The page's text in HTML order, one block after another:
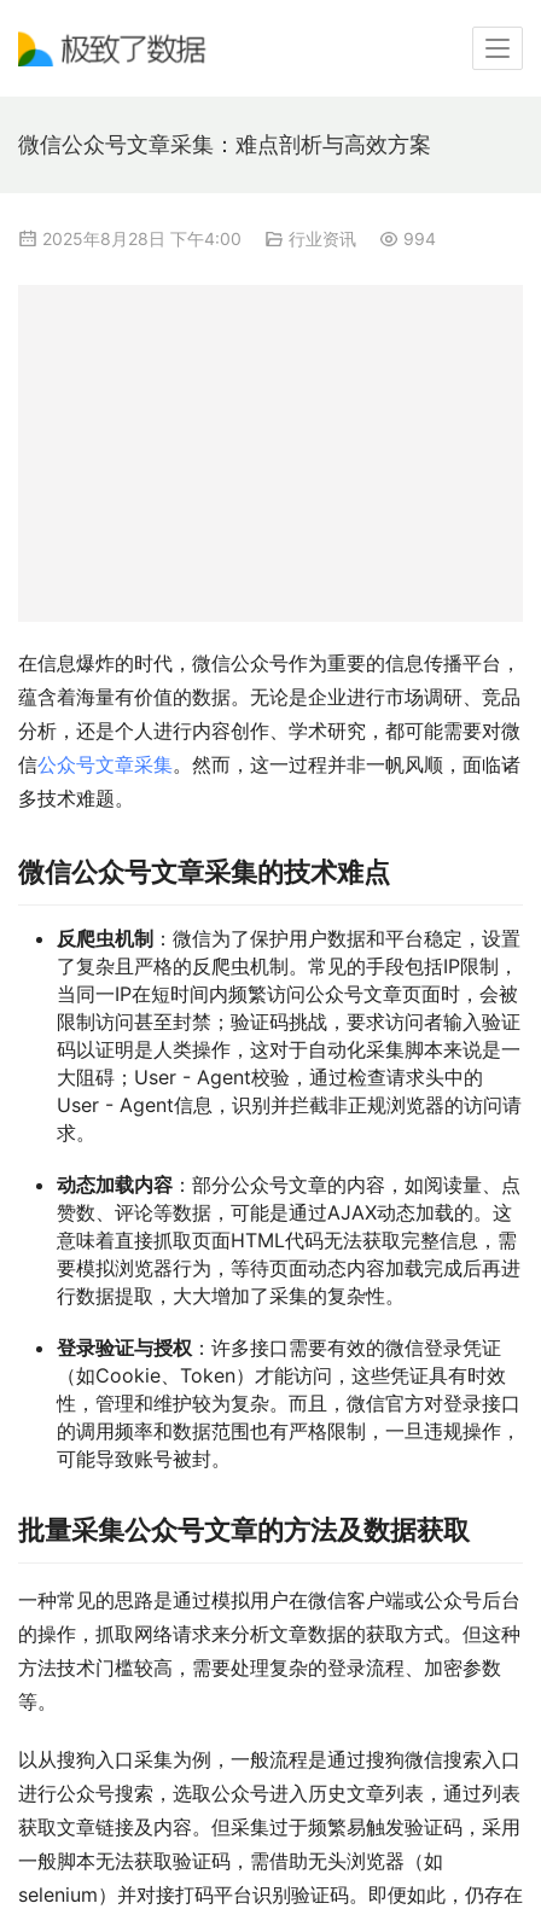
微信公众号文章采集：难点剖析与高效方案
2025年8月28日 下午4:00 行业资讯 994
在信息爆炸的时代，微信公众号作为重要的信息传播平台，
蕴含着海量有价值的数据。无论是企业进行市场调研、竞品
分析，还是个人进行内容创作、学术研究，都可能需要对微
信公众号文章采集。然而，这一过程并非一帆风顺，面临诸
多技术难题。
微信公众号文章采集的技术难点
反爬虫机制 ：微信为了保护用户数据和平台稳定，设置
了复杂且严格的反爬虫机制。常见的手段包括IP限制，
当同一IP在短时间内频繁访问公众号文章页面时，会被
限制访问甚至封禁；验证码挑战，要求访问者输入验证
码以证明是人类操作，这对于自动化采集脚本来说是一
大阻碍；User - Agent校验，通过检查请求头中的
User - Agent信息，识别并拦截非正规浏览器的访问请
求。
动态加载内容 ：部分公众号文章的内容，如阅读量、点
赞数、评论等数据，可能是通过AJAX动态加载的。这
意味着直接抓取页面HTML代码无法获取完整信息，需
要模拟浏览器行为，等待页面动态内容加载完成后再进
行数据提取，大大增加了采集的复杂性。
登录验证与授权 ：许多接口需要有效的微信登录凭证
（如Cookie、Token）才能访问，这些凭证具有时效
性，管理和维护较为复杂。而且，微信官方对登录接口
的调用频率和数据范围也有严格限制，一旦违规操作，
可能导致账号被封。
批量采集公众号文章的方法及数据获取
一种常见的思路是通过模拟用户在微信客户端或公众号后台
的操作，抓取网络请求来分析文章数据的获取方式。但这种
方法技术门槛较高，需要处理复杂的登录流程、加密参数
等。
以从搜狗入口采集为例，一般流程是通过搜狗微信搜索入口
进行公众号搜索，选取公众号进入历史文章列表，通过列表
获取文章链接及内容。但采集过于频繁易触发验证码，采用
一般脚本无法获取验证码，需借助无头浏览器（如
selenium）并对接打码平台识别验证码。即便如此，仍存在